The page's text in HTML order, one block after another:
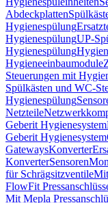
Abdeckplatten
Hygienespülung
HygienespülungUP-
Hygienespülung
Hygieneeinbaumodule
Steuerungen mit
Spülkästen und WC-
Hygienespülung
Netzteile
Geberit Hygienesystem
Geberit Hygienesystem
GatewaysKonverter
KonverterSensoren
für Schrägsitzventile
FlowFit
Mit Mepla